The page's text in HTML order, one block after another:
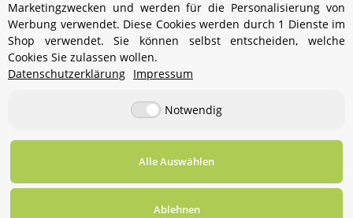
Informationen
Gesetzliche Informationen
Vertrag widerrufen
Marketingzwecken und werden für die Personalisierung von
Werbung verwendet. Diese Cookies werden durch 1 Dienste im
Shop verwendet. Sie können selbst entscheiden, welche
Cookies Sie zulassen wollen.
Datenschutzerklärung Impressum
Notwendig
Alle Auswählen
Ablehnen